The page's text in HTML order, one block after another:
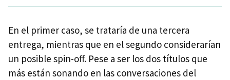
En el primer caso, se trataría de una tercera
entrega, mientras que en el segundo considerarían
un posible spin-off. Pese a ser los dos títulos que
más están sonando en las conversaciones del